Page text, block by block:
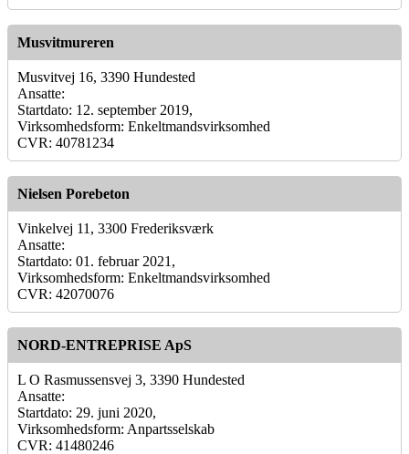
Musvitmureren
Musvitvej 16, 3390 Hundested
Ansatte:
Startdato: 12. september 2019,
Virksomhedsform: Enkeltmandsvirksomhed
CVR: 40781234
Nielsen Porebeton
Vinkelvej 11, 3300 Frederiksværk
Ansatte:
Startdato: 01. februar 2021,
Virksomhedsform: Enkeltmandsvirksomhed
CVR: 42070076
NORD-ENTREPRISE ApS
L O Rasmussensvej 3, 3390 Hundested
Ansatte:
Startdato: 29. juni 2020,
Virksomhedsform: Anpartsselskab
CVR: 41480246